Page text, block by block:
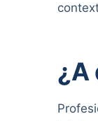
¿A